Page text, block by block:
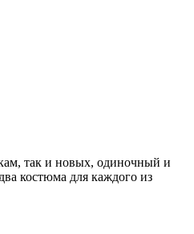
так и новых, одиночный и
костюма для каждого из